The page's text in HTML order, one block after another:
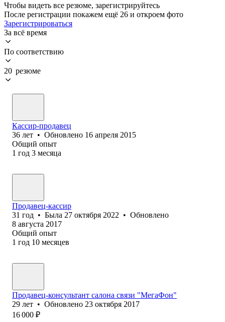
Чтобы видеть все резюме, зарегистрируйтесь
После регистрации покажем ещё 26 и откроем фото
Зарегистрироваться
За всё время
По соответствию
20 резюме
Кассир-продавец
36 лет • Обновлено 16 апреля 2015
Общий опыт
1 год 3 месяца
Продавец-кассир
31 год • Была 27 октября 2022 • Обновлено
8 августа 2017
Общий опыт
1 год 10 месяцев
Продавец-консультант ‎салона связи "МегаФон"
29 лет • Обновлено 23 октября 2017
16 000 ₽